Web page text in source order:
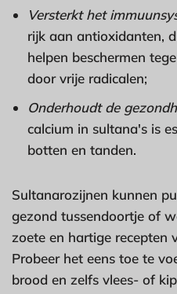
Versterkt het
rijk aan antioxidanten,
helpen beschermen
door vrije radicalen;
Onderhoudt de
calcium in sultana's is
botten en tanden.
Sultanarozijnen kunnen
gezond tussendoortje of
zoete en hartige recepten
Probeer het eens toe te
brood en zelfs vlees- of